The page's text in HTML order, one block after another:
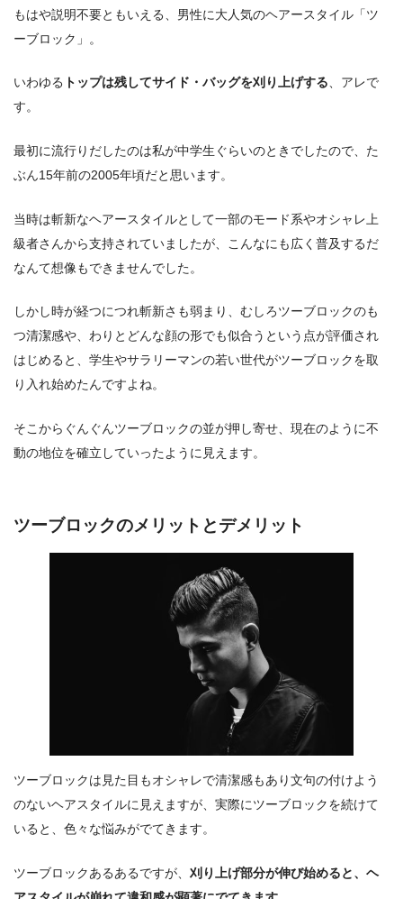
もはや説明不要ともいえる、男性に大人気のヘアースタイル「ツ
ーブロック」。
いわゆる トップは残してサイド・バッグを刈り上げする、アレで
す。
最初に流行りだしたのは私が中学生ぐらいのときでしたので、た
ぶん15年前の2005年頃だと思います。
当時は斬新なヘアースタイルとして一部のモード系やオシャレ上
級者さんから支持されていましたが、こんなにも広く普及するだ
なんて想像もできませんでした。
しかし時が経つにつれ斬新さも弱まり、むしろツーブロックのも
つ清潔感や、わりとどんな顔の形でも似合うという点が評価され
はじめると、学生やサラリーマンの若い世代がツーブロックを取
り入れ始めたんですよね。
そこからぐんぐんツーブロックの並が押し寄せ、現在のように不
動の地位を確立していったように見えます。
ツーブロックのメリットとデメリット
ツーブロックは見た目もオシャレで清潔感もあり文句の付けよう
のないヘアスタイルに見えますが、実際にツーブロックを続けて
いると、色々な悩みがでてきます。
ツーブロックあるあるですが、 刈り上げ部分が伸び始めると、ヘ